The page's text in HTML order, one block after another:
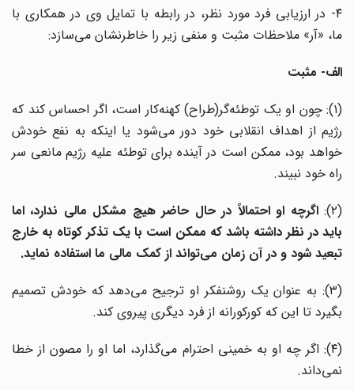
۴- در ارزیابی فرد مورد نظر، در رابطه با تمایل وی در همکاری با
ما، «آر» ملاحظات مثبت و منفی زیر را خاطرنشان می‌سازد:
الف- مثبت
(۱): چون او یک توطئه‌گر(طراح) کهنه‌کار است، اگر احساس کند که
رژیم از اهداف انقلابی خود دور می‌شود یا اینکه به نفع خودش
خواهد بود، ممکن است در آینده برای توطئه علیه رژیم مانعی سر
راه خود نبیند.
اگرچه او احتمالاً در حال حاضر هیچ مشکل مالی ندارد، اما
باید در نظر داشته باشد که ممکن است با یک تذکر کوتاه به خارج
تبعید شود و در آن زمان می‌تواند از کمک مالی ما استفاده نماید.
(۳): به عنوان یک روشنفکر او ترجیح می‌دهد که خودش تصمیم
بگیرد تا این که کورکورانه از فرد دیگری پیروی کند.
(۴): اگر چه او به خمینی احترام می‌گذارد، اما او را مصون از خطا
نمی‌داند.